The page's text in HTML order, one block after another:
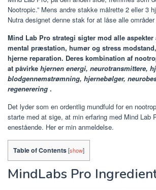
Nootropic.” Mens andre stakke målrette 2 eller 3
Nutra designet denne stak for at låse alle
Mind Lab Pro strategi sigter mod alle aspekter
mental præstation, humør og stress
hjerne reparation. Deres kombination af
at påvirke hjernen energi, neurotransmittere,
blodgennemstrømning, hjernebølger,
regenerering .
Det lyder som en ordentlig mundfuld for en
starte med at sige, at min erfaring med Mind Lab
enestående. Her er min anmeldelse.
Table of Contents[show]
MindLabs Pro